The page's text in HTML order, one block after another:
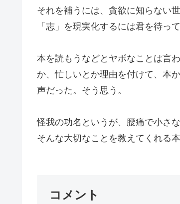
それを補うには、貪欲に知らない
「志」を現実化するには君を待っ
本を読もうなどとヤボなことは言
か、忙しいとか理由を付けて、本
声だった。そう思う。
怪我の功名というが、腰痛で小さ
そんな大切なことを教えてくれる
コメント